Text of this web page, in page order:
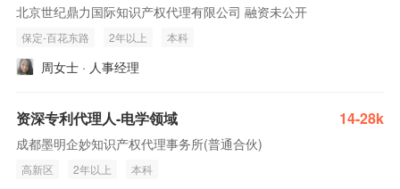
北京世纪鼎力国际知识产权代理有限公司 融资未公开
保定-百花东路 2年以上 本科
周女士 · 人事经理
资深专利代理人-电学领域 14-28k
成都墨明企妙知识产权代理事务所(普通合伙)
高新区 2年以上 本科